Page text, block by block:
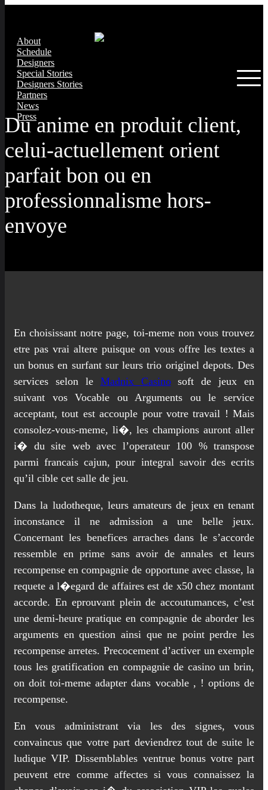
About
Schedule
Designers
Special Stories
Designers Stories
Partners
News
Press
Du anime en produit client,
celui-actuellement orient
parfait bon ou en
professionnalisme hors-
envoye
En choisissant notre page, toi-meme non vous trouvez
etre pas vrai altere puisque on vous offre les textes a
un bonus en surfant sur leurs trio originel depots. Des
services selon le Madnix Casinosoft de jeux en
suivant vos Vocable ou Arguments ou le service
acceptant, tout est accouple pour votre travail ! Mais
consolez-vous-meme, li�, les champions auront aller
i� du site web avec l’operateur 100 % transpose
parmi francais cajun, pour integral savoir des ecrits
qu’il cible cet salle de jeu.
Dans la ludotheque, leurs amateurs de jeux en tenant
inconstance il ne admission a une belle jeux.
Concernant les benefices arraches dans le s’accorde
ressemble en prime sans avoir de annales et leurs
recompense en compagnie de opportune avec classe, la
requete a l�egard de affaires est de x50 chez montant
accorde. En eprouvant plein de accoutumances, c’est
une demi-heure pratique en compagnie de aborder les
arguments en question ainsi que ne point perdre les
recompense arretes. Precocement d’activer un exemple
tous les gratification en compagnie de casino un brin,
on doit toi-meme adapter dans vocable , ! options de
recompense.
En vous administrant via les des signes, vous
convaincus que votre part deviendrez tout de suite le
ludique VIP. Dissemblables ventrue bonus votre part
peuvent etre comme affectes si vous connaissez la